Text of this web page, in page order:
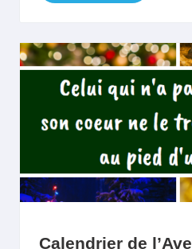
Calendrier de